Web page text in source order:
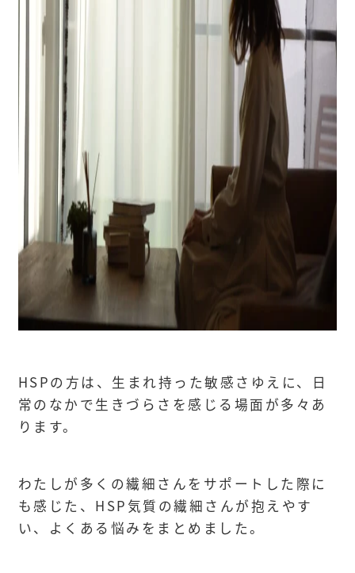
HSPの方は、生まれ持った敏感さゆえに、日
常のなかで生きづらさを感じる場面が多々あ
ります。
わたしが多くの繊細さんをサポートした際に
も感じた、HSP気質の繊細さんが抱えやす
い、よくある悩みをまとめました。